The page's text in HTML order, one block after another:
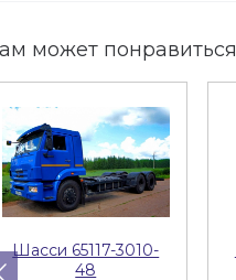
может понравиться
Шасси 65117-3010-
48